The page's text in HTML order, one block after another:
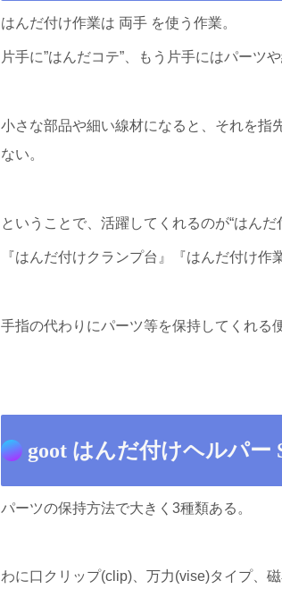
はんだ付け作業は 両手 を使う作業。
片手に”はんだコテ”、もう片手にはパーツ
小さな部品や細い線材になると、それを指
ない。
ということで、活躍してくれるのが“はんだ
『はんだ付けクランプ台』『はんだ付け作
手指の代わりにパーツ等を保持してくれる
goot はんだ付けヘルパー
パーツの保持方法で大きく3種類ある。
わに口クリップ(clip)、万力(vise)タイプ、磁